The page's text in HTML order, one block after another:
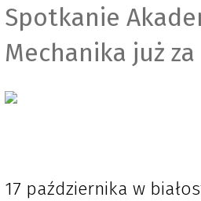
Spotkanie
Mechanika już
17 października w